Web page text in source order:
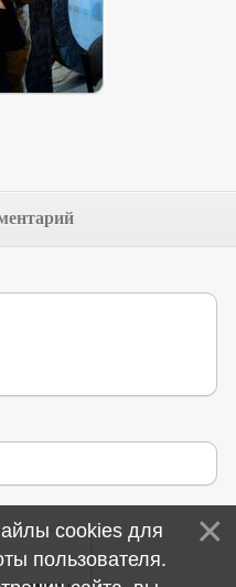
cookies для
пользователя.